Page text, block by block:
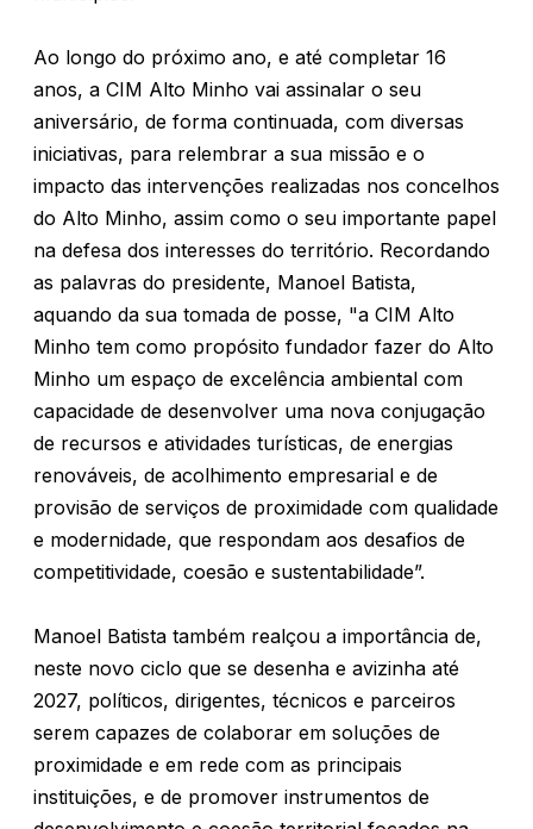
Ao longo do próximo ano, e até completar 16
anos, a CIM Alto Minho vai assinalar o seu
aniversário, de forma continuada, com diversas
iniciativas, para relembrar a sua missão e o
impacto das intervenções realizadas nos concelhos
do Alto Minho, assim como o seu importante papel
na defesa dos interesses do território. Recordando
as palavras do presidente, Manoel Batista,
aquando da sua tomada de posse, "a CIM Alto
Minho tem como propósito fundador fazer do Alto
Minho um espaço de excelência ambiental com
capacidade de desenvolver uma nova conjugação
de recursos e atividades turísticas, de energias
renováveis, de acolhimento empresarial e de
provisão de serviços de proximidade com qualidade
e modernidade, que respondam aos desafios de
competitividade, coesão e sustentabilidade”.
Manoel Batista também realçou a importância de,
neste novo ciclo que se desenha e avizinha até
2027, políticos, dirigentes, técnicos e parceiros
serem capazes de colaborar em soluções de
proximidade e em rede com as principais
instituições, e de promover instrumentos de